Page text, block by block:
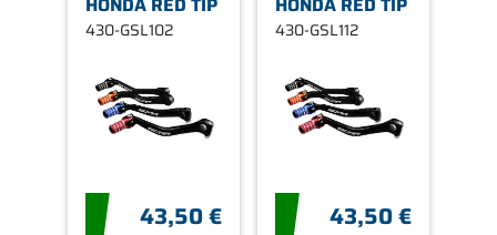
430-GSL102
43,50 €
430-GSL112
43,50 €